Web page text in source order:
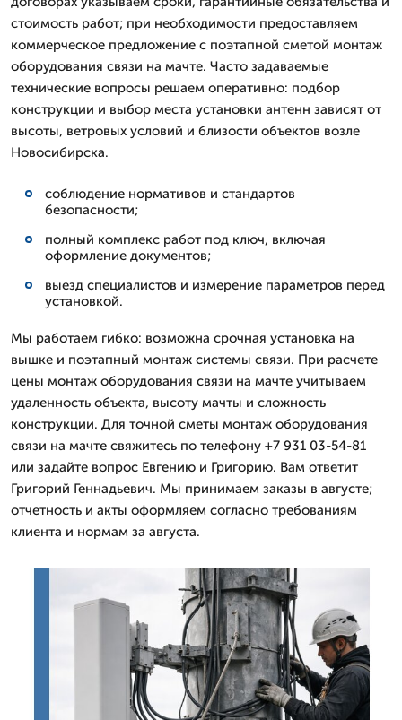
стоимость работ; при необходимости предоставляем
коммерческое предложение с поэтапной сметой монтаж
оборудования связи на мачте. Часто задаваемые
технические вопросы решаем оперативно: подбор
конструкции и выбор места установки антенн зависят от
высоты, ветровых условий и близости объектов возле
Новосибирска.
соблюдение нормативов и стандартов
безопасности;
полный комплекс работ под ключ, включая
оформление документов;
выезд специалистов и измерение параметров перед
установкой.
Мы работаем гибко: возможна срочная установка на
вышке и поэтапный монтаж системы связи. При расчете
цены монтаж оборудования связи на мачте учитываем
удаленность объекта, высоту мачты и сложность
конструкции. Для точной сметы монтаж оборудования
связи на мачте свяжитесь по телефону +7 931 03-54-81
или задайте вопрос Евгению и Григорию. Вам ответит
Григорий Геннадьевич. Мы принимаем заказы в августе;
отчетность и акты оформляем согласно требованиям
клиента и нормам за августа.